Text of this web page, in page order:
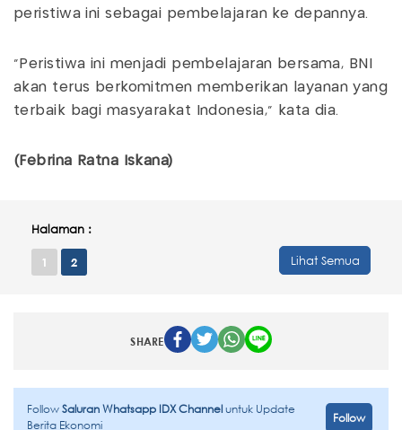
peristiwa ini sebagai pembelajaran ke depannya.
"Peristiwa ini menjadi pembelajaran bersama, BNI
akan terus berkomitmen memberikan layanan yang
terbaik bagi masyarakat Indonesia," kata dia.
(Febrina Ratna Iskana)
Halaman :
1 2 Lihat Semua
SHARE
FollowSaluran Whatsapp IDX Channeluntuk Update
Berita Ekonomi
Follow